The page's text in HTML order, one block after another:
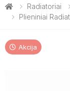
Radiatoriai
Plieniniai
Akcija